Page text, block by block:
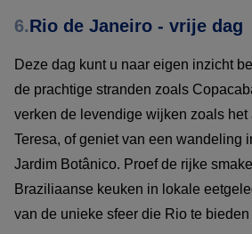
6.Rio de Janeiro - vrije dag
Deze dag kunt u naar eigen inzicht
de prachtige stranden zoals
verken de levendige wijken zoals het
Teresa, of geniet van een wandeling
Jardim Botânico. Proef de rijke
Braziliaanse keuken in lokale
van de unieke sfeer die Rio te bieden